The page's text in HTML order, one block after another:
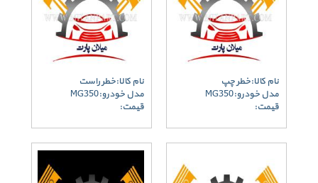
نام کالا:خطر چپ
مدل خودرو:MG350
قیمت:
نام کالا:خطر راست
مدل خودرو:MG350
قیمت: